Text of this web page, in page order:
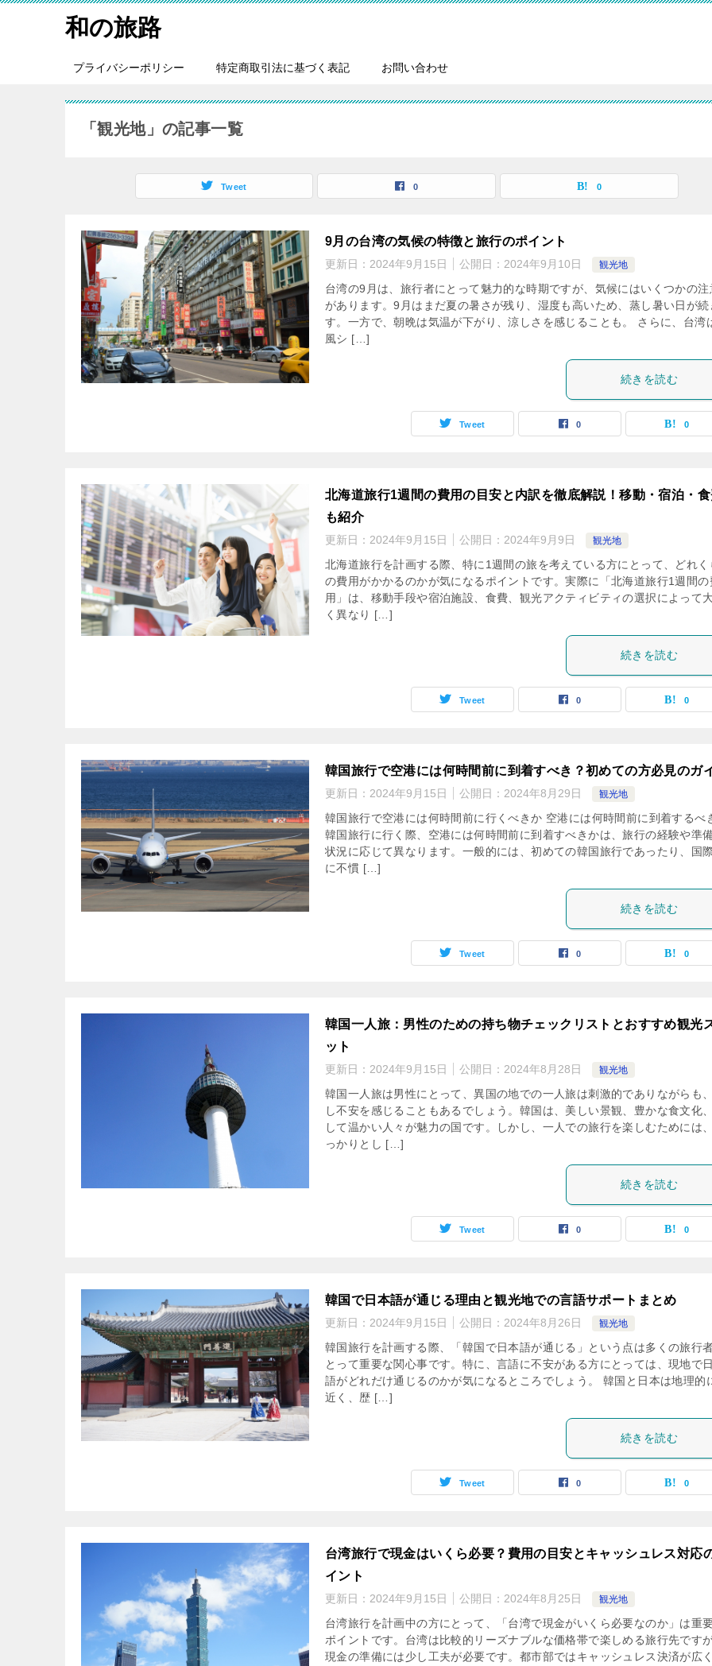
和の旅路
プライバシーポリシー 特定商取引法に基づく表記 お問い合わせ
「観光地」の記事一覧
Tweet 0 0
9月の台湾の気候の特徴と旅行のポイント
更新日： 2024年9月15日 公開日： 2024年9月10日 観光地
台湾の9月は、旅行者にとって魅力的な時期ですが、気候にはいくつかの注
があります。9月はまだ夏の暑さが残り、湿度も高いため、蒸し暑い日が続
す。一方で、朝晩は気温が下がり、涼しさを感じることも。 さらに、台湾
風シ […]
続きを読む
Tweet 0 0
北海道旅行1週間の費用の目安と内訳を徹底解説！移動・宿泊・
も紹介
更新日： 2024年9月15日 公開日： 2024年9月9日 観光地
北海道旅行を計画する際、特に1週間の旅を考えている方にとって、どれく
の費用がかかるのかが気になるポイントです。実際に「北海道旅行1週間の
用」は、移動手段や宿泊施設、食費、観光アクティビティの選択によって
く異なり […]
続きを読む
Tweet 0 0
韓国旅行で空港には何時間前に到着すべき？初めての方必見のガ
更新日： 2024年9月15日 公開日： 2024年8月29日 観光地
韓国旅行で空港には何時間前に行くべきか 空港には何時間前に到着するべ
韓国旅行に行く際、空港には何時間前に到着すべきかは、旅行の経験や準
状況に応じて異なります。一般的には、初めての韓国旅行であったり、国
に不慣 […]
続きを読む
Tweet 0 0
韓国一人旅：男性のための持ち物チェックリストとおすすめ観光
ット
更新日： 2024年9月15日 公開日： 2024年8月28日 観光地
韓国一人旅は男性にとって、異国の地での一人旅は刺激的でありながらも
し不安を感じることもあるでしょう。韓国は、美しい景観、豊かな食文化
して温かい人々が魅力の国です。しかし、一人での旅行を楽しむためには
っかりとし […]
続きを読む
Tweet 0 0
韓国で日本語が通じる理由と観光地での言語サポートまとめ
更新日： 2024年9月15日 公開日： 2024年8月26日 観光地
韓国旅行を計画する際、「韓国で日本語が通じる」という点は多くの旅行
とって重要な関心事です。特に、言語に不安がある方にとっては、現地で
語がどれだけ通じるのかが気になるところでしょう。 韓国と日本は地理的
近く、歴 […]
続きを読む
Tweet 0 0
台湾旅行で現金はいくら必要？費用の目安とキャッシュレス対応
イント
更新日： 2024年9月15日 公開日： 2024年8月25日 観光地
台湾旅行を計画中の方にとって、「台湾で現金がいくら必要なのか」は重
ポイントです。台湾は比較的リーズナブルな価格帯で楽しめる旅行先ですが
現金の準備には少し工夫が必要です。都市部ではキャッシュレス決済が広